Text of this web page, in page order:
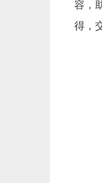
容，
得，